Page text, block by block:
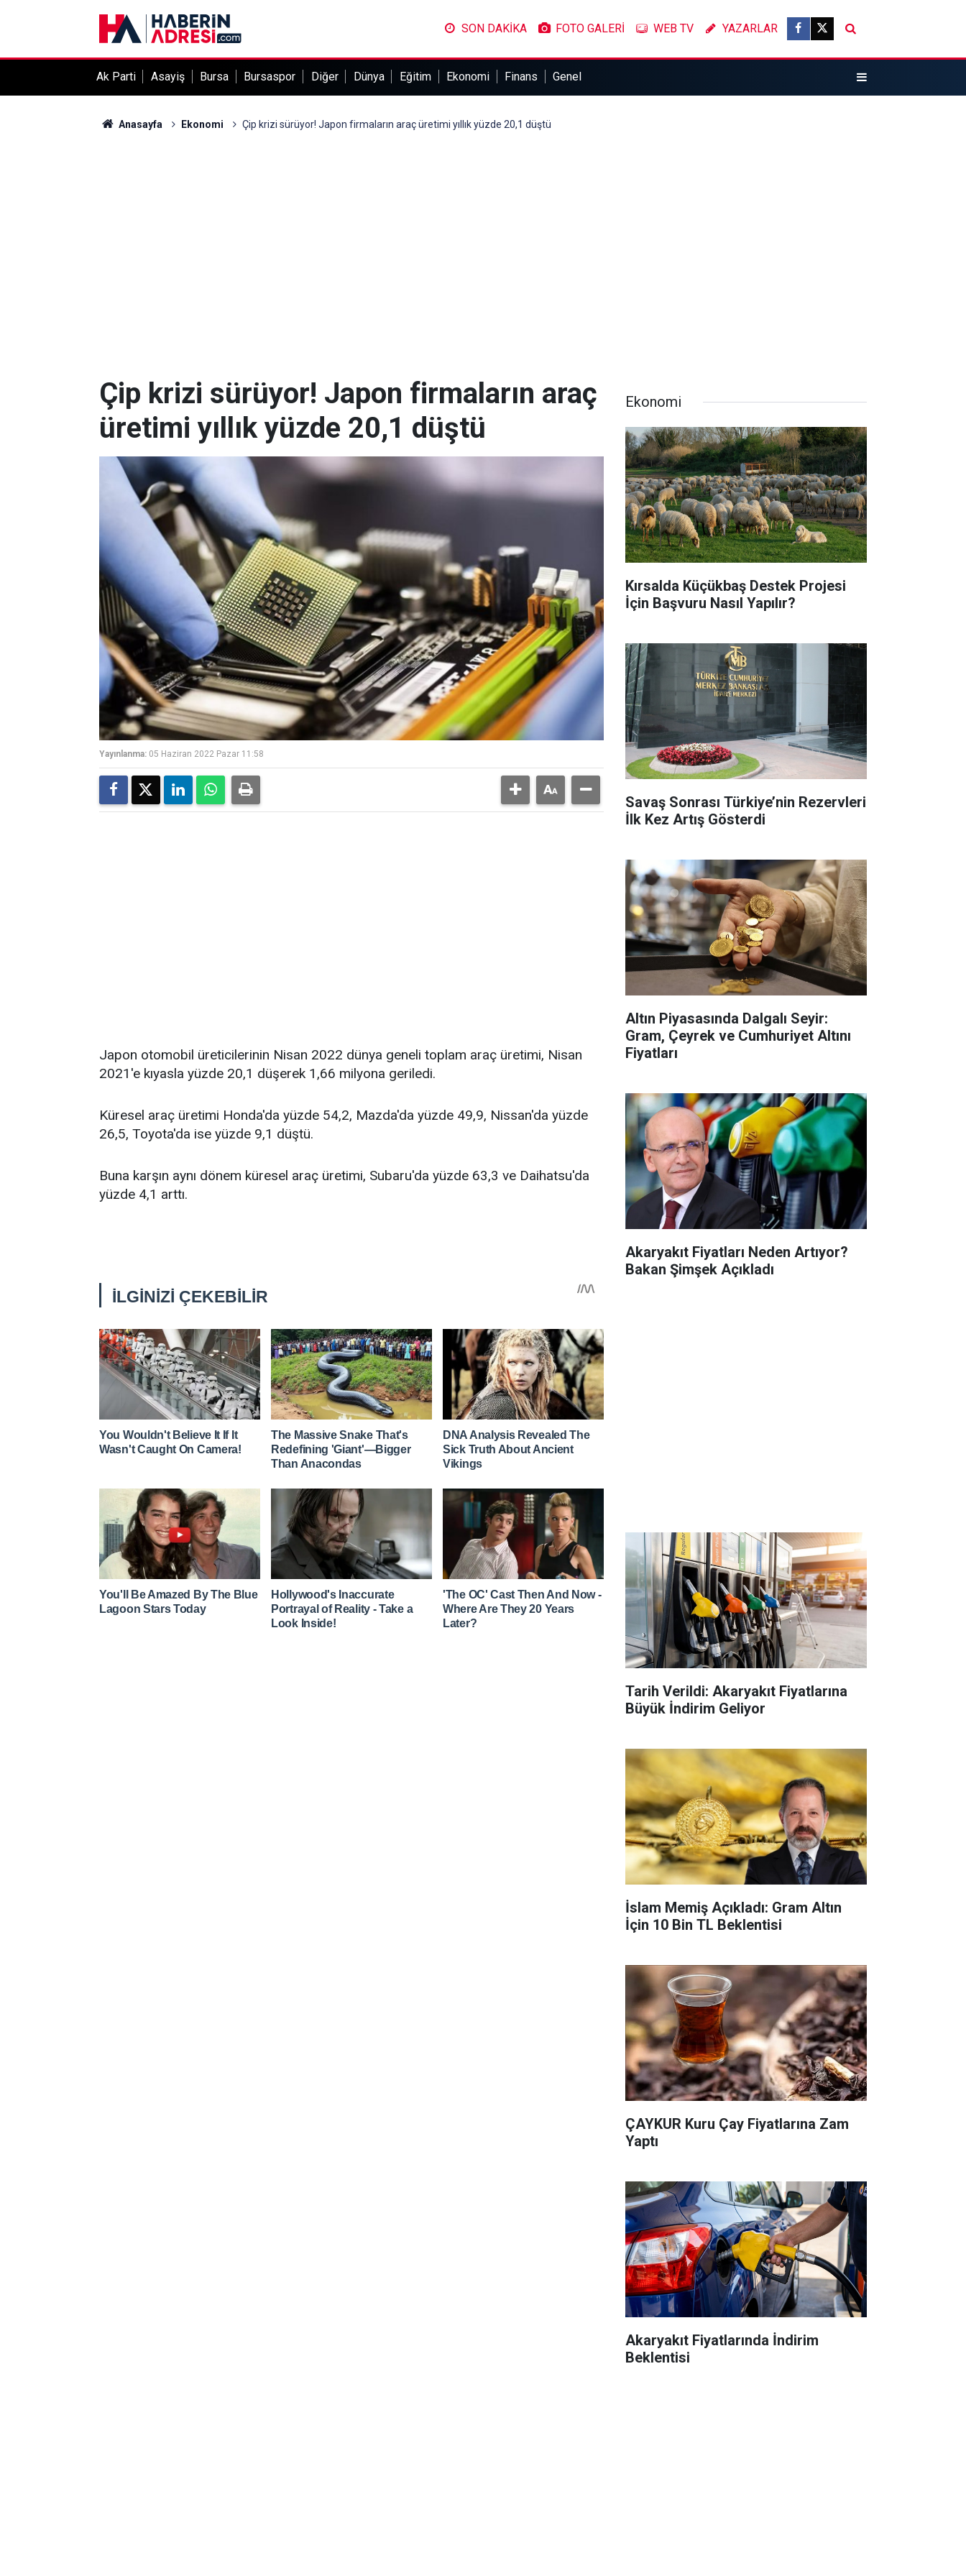
SON DAKİKA FOTO GALERİ WEB TV YAZARLAR
Ak Parti Asayiş Bursa Bursaspor Diğer Dünya Eğitim Ekonomi Finans Genel
Anasayfa Ekonomi Çip krizi sürüyor! Japon firmaların araç üretimi yıllık yüzde 20,1 düştü
Çip krizi sürüyor! Japon firmaların araç
üretimi yıllık yüzde 20,1 düştü
Yayınlanma: 05 Haziran 2022 Pazar 11:58
Japon otomobil üreticilerinin Nisan 2022 dünya geneli toplam araç üretimi, Nisan
2021'e kıyasla yüzde 20,1 düşerek 1,66 milyona geriledi.
Küresel araç üretimi Honda'da yüzde 54,2, Mazda'da yüzde 49,9, Nissan'da yüzde
26,5, Toyota'da ise yüzde 9,1 düştü.
Buna karşın aynı dönem küresel araç üretimi, Subaru'da yüzde 63,3 ve Daihatsu'da
yüzde 4,1 arttı.
Ekonomi
Kırsalda Küçükbaş Destek Projesi
İçin Başvuru Nasıl Yapılır?
Savaş Sonrası Türkiye’nin Rezervleri
İlk Kez Artış Gösterdi
Altın Piyasasında Dalgalı Seyir:
Gram, Çeyrek ve Cumhuriyet Altını
Fiyatları
Akaryakıt Fiyatları Neden Artıyor?
Bakan Şimşek Açıkladı
Tarih Verildi: Akaryakıt Fiyatlarına
Büyük İndirim Geliyor
İslam Memiş Açıkladı: Gram Altın
İçin 10 Bin TL Beklentisi
ÇAYKUR Kuru Çay Fiyatlarına Zam
Yaptı
Akaryakıt Fiyatlarında İndirim
Beklentisi